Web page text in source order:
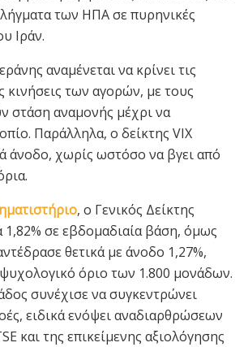
των ΗΠΑ σε πυρηνικές
Ιράν.
αναμένεται να κρίνει τις
των αγορών, με τους
στάση αναμονής μέχρι να
Παράλληλα, ο δείκτης VIX
άνοδο, χωρίς ωστόσο να βγει από
, ο Γενικός Δείκτης
σε εβδομαδιαία βάση, όμως
θετικά με άνοδο 1,27%,
όριο των 1.800 μονάδων.
συνέχισε να συγκεντρώνει
ειδικά ενόψει αναδιαρθρώσεων
και της επικείμενης αξιολόγησης